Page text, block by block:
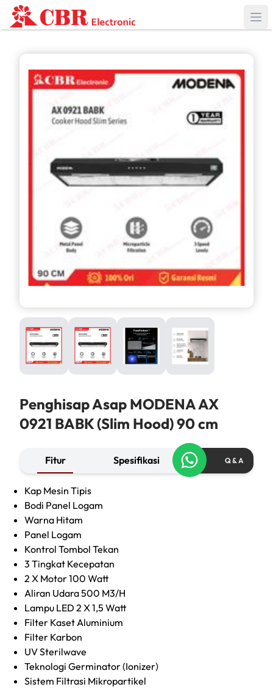
Penghisap Asap MODENA AX
0921 BABK (Slim Hood) 90 cm
Fitur Spesifikasi Q & A
Kap Mesin Tipis
Bodi Panel Logam
Warna Hitam
Panel Logam
Kontrol Tombol Tekan
3 Tingkat Kecepatan
2 X Motor 100 Watt
Aliran Udara 500 M3/H
Lampu LED 2 X 1,5 Watt
Filter Kaset Aluminium
Filter Karbon
UV Sterilwave
Teknologi Germinator (Ionizer)
Sistem Filtrasi Mikropartikel